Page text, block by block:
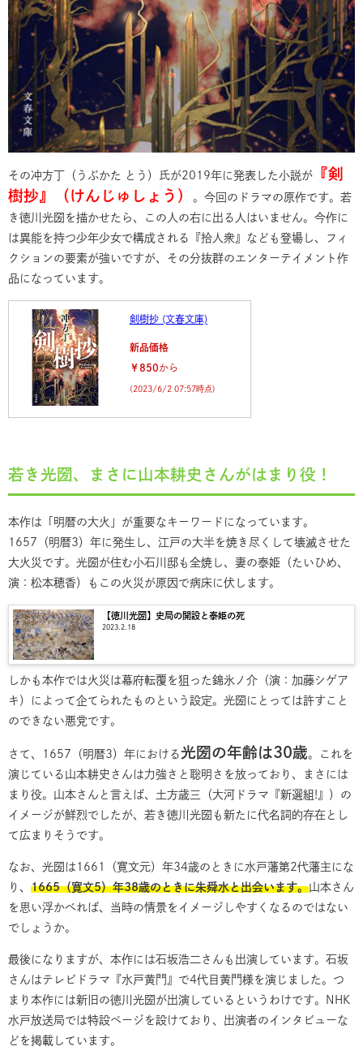
その冲方丁（うぶかた とう）氏が2019年に発表した小説が
『剣
樹抄』（けんじゅしょう）
。今回のドラマの原作です。若
き徳川光圀を描かせたら、この人の右に出る人はいません。今作に
は異能を持つ少年少女で構成される『拾人衆』なども登場し、フィ
クションの要素が強いですが、その分抜群のエンターテイメント作
品になっています。
剣樹抄 (文春文庫)
新品価格
￥850から
(2023/6/2 07:57時点)
若き光圀、まさに山本耕史さんがはまり役！
本作は「明暦の大火」が重要なキーワードになっています。
1657（明暦3）年に発生し、江戸の大半を焼き尽くして壊滅させた
大火災です。光圀が住む小石川邸も全焼し、妻の泰姫（たいひめ、
演：松本穂香）もこの火災が原因で病床に伏します。
【徳川光圀】史局の開設と泰姫の死
2023.2.18
しかも本作では火災は幕府転覆を狙った錦氷ノ介（演：加藤シゲア
キ）によって企てられたものという設定。光圀にとっては許すこと
のできない悪党です。
さて、1657（明暦3）年における光圀の年齢は30歳。これを
演じている山本耕史さんは力強さと聡明さを放っており、まさには
まり役。山本さんと言えば、土方歳三（大河ドラマ『新選組!』）の
イメージが鮮烈でしたが、若き徳川光圀も新たに代名詞的存在とし
て広まりそうです。
なお、光圀は1661（寛文元）年34歳のときに水戸藩第2代藩主にな
り、 1665（寛文5）年38歳のときに朱舜水と出会います。山本さん
を思い浮かべれば、当時の情景をイメージしやすくなるのではない
でしょうか。
最後になりますが、本作には石坂浩二さんも出演しています。石坂
さんはテレビドラマ『水戸黄門』で4代目黄門様を演じました。つ
まり本作には新旧の徳川光圀が出演しているというわけです。NHK
水戸放送局では特設ページを設けており、出演者のインタビューな
どを掲載しています。